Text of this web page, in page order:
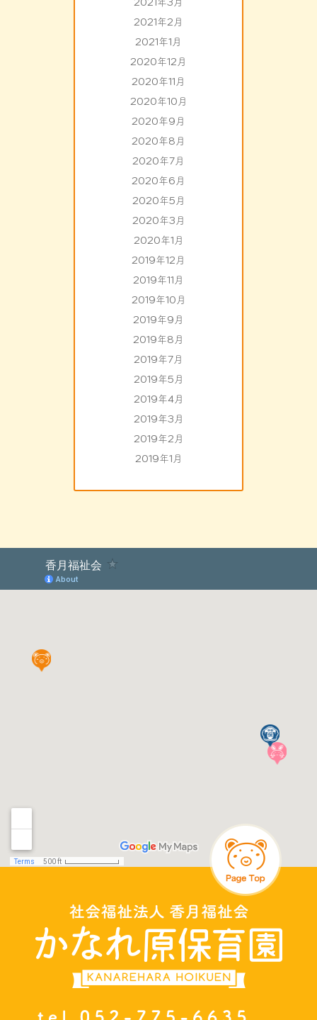
2021年2月
2021年1月
2020年12月
2020年11月
2020年10月
2020年9月
2020年8月
2020年7月
2020年6月
2020年5月
2020年3月
2020年1月
2019年12月
2019年11月
2019年10月
2019年9月
2019年8月
2019年7月
2019年5月
2019年4月
2019年3月
2019年2月
2019年1月